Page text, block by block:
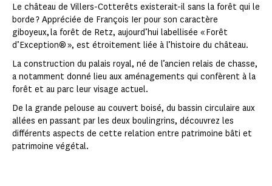
Le château de Villers-Cotterêts existerait-il sans la forêt qui le
borde ? Appréciée de François Ier pour son caractère
giboyeux, la forêt de Retz, aujourd’hui labellisée « Forêt
d’Exception® », est étroitement liée à l’histoire du château.
La construction du palais royal, né de l’ancien relais de chasse,
a notamment donné lieu aux aménagements qui confèrent à la
forêt et au parc leur visage actuel.
De la grande pelouse au couvert boisé, du bassin circulaire aux
allées en passant par les deux boulingrins, découvrez les
différents aspects de cette relation entre patrimoine bâti et
patrimoine végétal.